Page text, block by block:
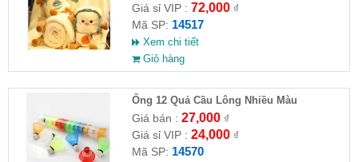
Giá sỉ VIP : 72,000₫
Mã SP: 14517
Xem chi tiết
Giỏ hàng
Ống 12 Quả Cầu Lông Nhiều Màu
Giá bán : 27,000₫
Giá sỉ VIP : 24,000₫
Mã SP: 14570